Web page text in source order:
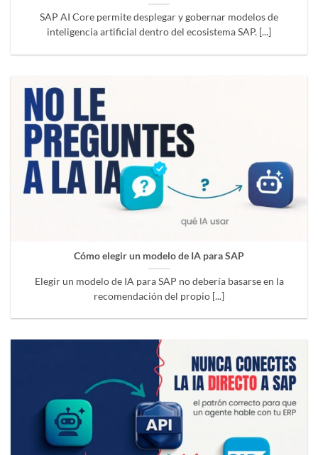
SAP AI Core permite desplegar y gobernar modelos de
inteligencia artificial dentro del ecosistema SAP. [...]
Cómo elegir un modelo de IA para SAP
Elegir un modelo de IA para SAP no debería basarse en la
recomendación del propio [...]